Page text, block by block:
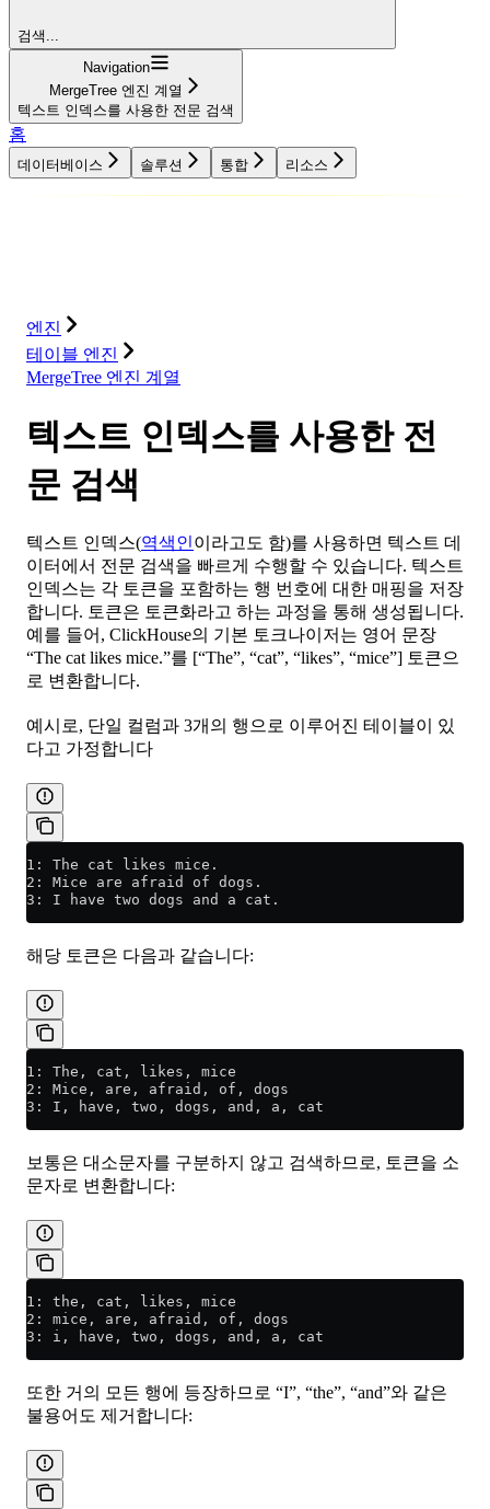
검색...
Navigation
MergeTree 엔진 계열
텍스트 인덱스를 사용한 전문 검색
홈
데이터베이스 솔루션 통합 리소스
엔진
테이블 엔진
MergeTree 엔진 계열
텍스트 인덱스를 사용한 전
문 검색
텍스트 인덱스(역색인이라고도 함)를 사용하면 텍스트 데
이터에서 전문 검색을 빠르게 수행할 수 있습니다. 텍스트
인덱스는 각 토큰을 포함하는 행 번호에 대한 매핑을 저장
합니다. 토큰은 토큰화라고 하는 과정을 통해 생성됩니다.
예를 들어, ClickHouse의 기본 토크나이저는 영어 문장
“The cat likes mice.”를 [“The”, “cat”, “likes”, “mice”] 토큰으
로 변환합니다.
예시로, 단일 컬럼과 3개의 행으로 이루어진 테이블이 있
다고 가정합니다
1: The cat likes mice.
2: Mice are afraid of dogs.
3: I have two dogs and a cat.
해당 토큰은 다음과 같습니다:
1: The, cat, likes, mice
2: Mice, are, afraid, of, dogs
3: I, have, two, dogs, and, a, cat
보통은 대소문자를 구분하지 않고 검색하므로, 토큰을 소
문자로 변환합니다:
1: the, cat, likes, mice
2: mice, are, afraid, of, dogs
3: i, have, two, dogs, and, a, cat
또한 거의 모든 행에 등장하므로 “I”, “the”, “and”와 같은
불용어도 제거합니다: